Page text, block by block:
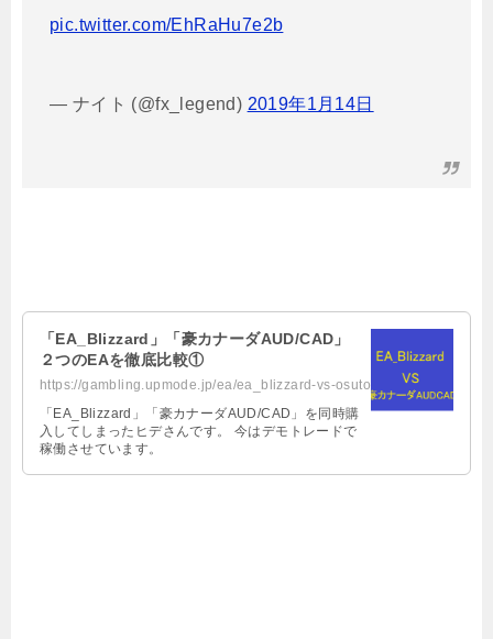
pic.twitter.com/EhRaHu7e2b
— ナイト (@fx_legend) 2019年1月14日
「EA_Blizzard」「豪カナーダAUD/CAD」
２つのEAを徹底比較①
「EA_Blizzard」「豪カナーダAUD/CAD」を同時購
入してしまったヒデさんです。 今はデモトレードで
稼働させています。